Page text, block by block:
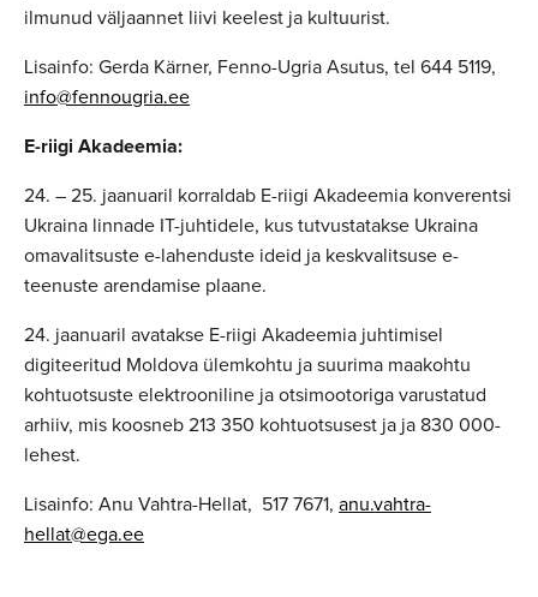
ilmunud väljaannet liivi keelest ja kultuurist.
Lisainfo: Gerda Kärner, Fenno-Ugria Asutus, tel 644 5119,
info@fennougria.ee
E-riigi Akadeemia:
24. – 25. jaanuaril korraldab E-riigi Akadeemia konverentsi
Ukraina linnade IT-juhtidele, kus tutvustatakse Ukraina
omavalitsuste e-lahenduste ideid ja keskvalitsuse e-
teenuste arendamise plaane.
24. jaanuaril avatakse E-riigi Akadeemia juhtimisel
digiteeritud Moldova ülemkohtu ja suurima maakohtu
kohtuotsuste elektrooniline ja otsimootoriga varustatud
arhiiv, mis koosneb 213 350 kohtuotsusest ja ja 830 000-
lehest.
Lisainfo: Anu Vahtra-Hellat, 517 7671, anu.vahtra-
hellat@ega.ee